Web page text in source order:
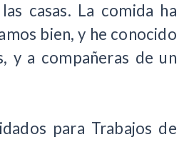
casas. La comida ha
bien, y he conocido
y a compañeras de un
para Trabajos de